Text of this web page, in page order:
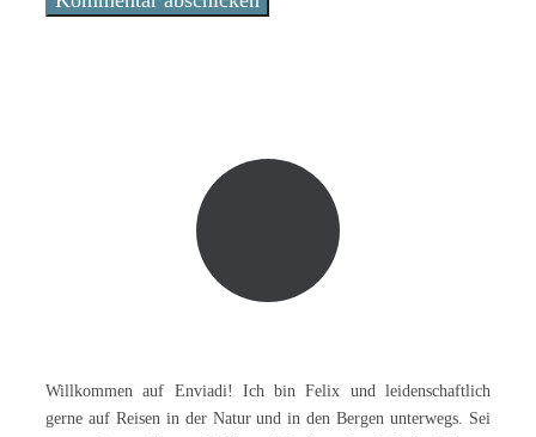
Willkommen auf Enviadi! Ich bin Felix und leidenschaftlich
gerne auf Reisen in der Natur und in den Bergen unterwegs. Sei